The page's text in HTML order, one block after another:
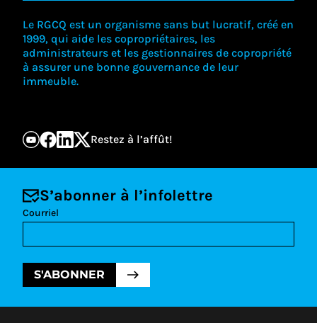
Le RGCQ est un organisme sans but lucratif, créé en
1999, qui aide les copropriétaires, les
administrateurs et les gestionnaires de copropriété
à assurer une bonne gouvernance de leur
immeuble.
Restez à l’affût!
S’abonner à l’infolettre
Courriel
S'ABONNER